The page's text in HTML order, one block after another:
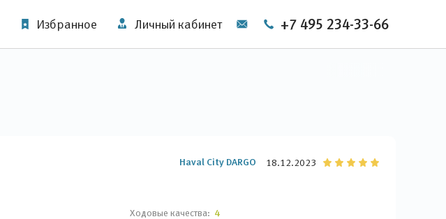
Избранное Личный кабинет +7 495 234-33-66
Haval City DARGO 18.12.2023
Ходовые качества: 4